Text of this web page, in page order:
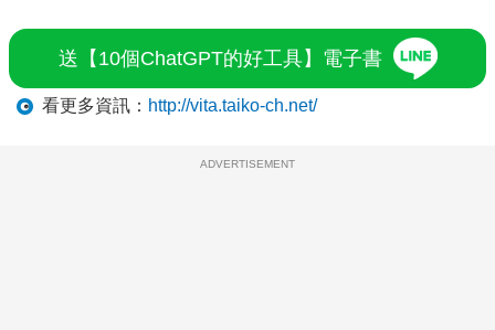
送【10個ChatGPT的好工具】電子書
看更多資訊： http://vita.taiko-ch.net/
ADVERTISEMENT